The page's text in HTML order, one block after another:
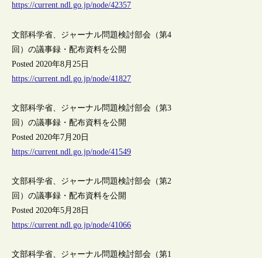
https://current.ndl.go.jp/node/42357
文部科学省、ジャーナル問題検討部会（第4
回）の議事録・配布資料を公開
Posted 2020年8月25日
https://current.ndl.go.jp/node/41827
文部科学省、ジャーナル問題検討部会（第3
回）の議事録・配布資料を公開
Posted 2020年7月20日
https://current.ndl.go.jp/node/41549
文部科学省、ジャーナル問題検討部会（第2
回）の議事録・配布資料を公開
Posted 2020年5月28日
https://current.ndl.go.jp/node/41066
文部科学省、ジャーナル問題検討部会（第1